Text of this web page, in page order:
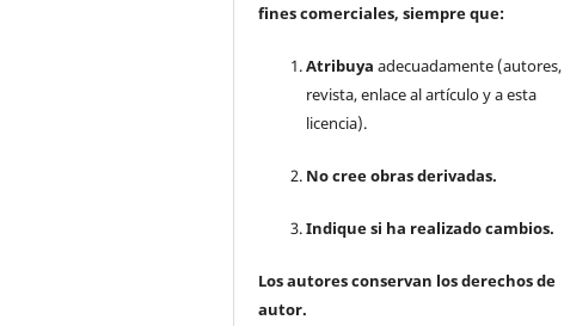
fines comerciales, siempre que:
Atribuya adecuadamente (autores,
revista, enlace al artículo y a esta
licencia).
No cree obras derivadas.
Indique si ha realizado cambios.
Los autores conservan los derechos de
autor.